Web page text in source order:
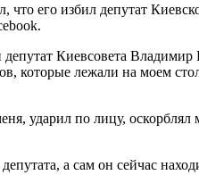
его избил депутат
Киевсовета
которые лежали на моем
ударил по лицу,
а сам он сейчас